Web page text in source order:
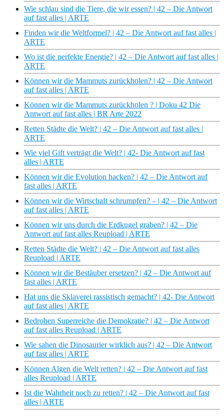
Wie schlau sind die Tiere, die wir essen? | 42 – Die Antwort
auf fast alles | ARTE
Finden wir die Weltformel? | 42 – Die Antwort auf fast alles |
ARTE
Wo ist die perfekte Energie? | 42 – Die Antwort auf fast alles |
ARTE
Können wir die Mammuts zurückholen? | 42 – Die Antwort
auf fast alles | ARTE
Können wir die Mammuts zurückholen ? | Doku 42 Die
Antwort auf fast alles | BR Arte 2022
Retten Städte die Welt? | 42 – Die Antwort auf fast alles |
ARTE
Wie viel Gift verträgt die Welt? | 42- Die Antwort auf fast
alles | ARTE
Können wir die Evolution hacken? | 42 – Die Antwort auf
fast alles | ARTE
Können wir die Wirtschaft schrumpfen? – | 42 – Die Antwort
auf fast alles | ARTE
Können wir uns durch die Erdkugel graben? | 42 – Die
Antwort auf fast alles Reupload | ARTE
Retten Städte die Welt? | 42 – Die Antwort auf fast alles
Reupload | ARTE
Können wir die Bestäuber ersetzen? | 42 – Die Antwort auf
fast alles | ARTE
Hat uns die Sklaverei rassistisch gemacht? | 42- Die Antwort
auf fast alles | ARTE
Bedrohen Superreiche die Demokratie? | 42 – Die Antwort
auf fast alles Reupload | ARTE
Wie sahen die Dinosaurier wirklich aus? | 42 – Die Antwort
auf fast alles | ARTE
Können Algen die Welt retten? | 42 – Die Antwort auf fast
alles Reupload | ARTE
Ist die Wahrheit noch zu retten? | 42 – Die Antwort auf fast
alles | ARTE